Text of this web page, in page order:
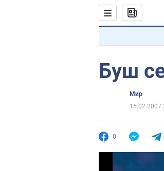
Буш
Мир
15.02.2007
0